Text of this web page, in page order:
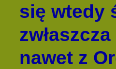
się wtedy
nawet z